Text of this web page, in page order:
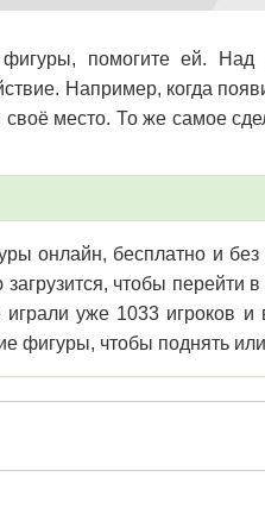
помогите ей.
Например, когда
место. То же самое
онлайн, бесплатно и
загрузится, чтобы
уже 1033 игроков
фигуры, чтобы поднять